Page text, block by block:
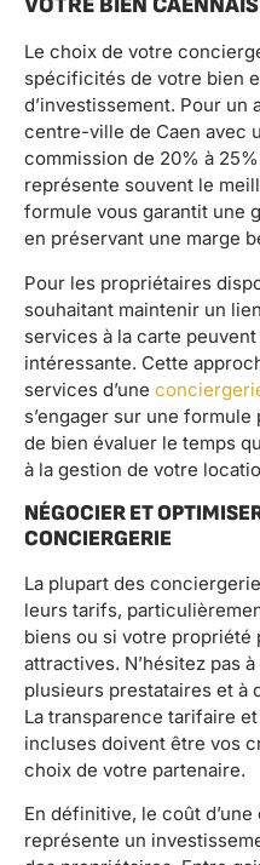
VOTRE BIEN CAENNAIS
Le choix de votre
spécificités de votre bien
d’investissement. Pour un
centre-ville de Caen avec
commission de 20% à
représente souvent le
formule vous garantit une
en préservant une marge
Pour les propriétaires
souhaitant maintenir un
services à la carte
intéressante. Cette
services d’une
s’engager sur une
de bien évaluer le temps
à la gestion de votre
NÉGOCIER ET
CONCIERGERIE
La plupart des
leurs tarifs,
biens ou si votre
attractives. N’hésitez pas
plusieurs prestataires et à
La transparence tarifaire
incluses doivent être vos
choix de votre partenaire.
En définitive, le coût
représente un